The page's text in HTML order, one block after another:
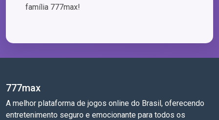
família 777max!
777max
A melhor plataforma de jogos online do Brasil, oferecendo
entretenimento seguro e emocionante para todos os